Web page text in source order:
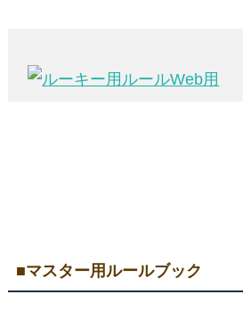
■マスター用ルールブック